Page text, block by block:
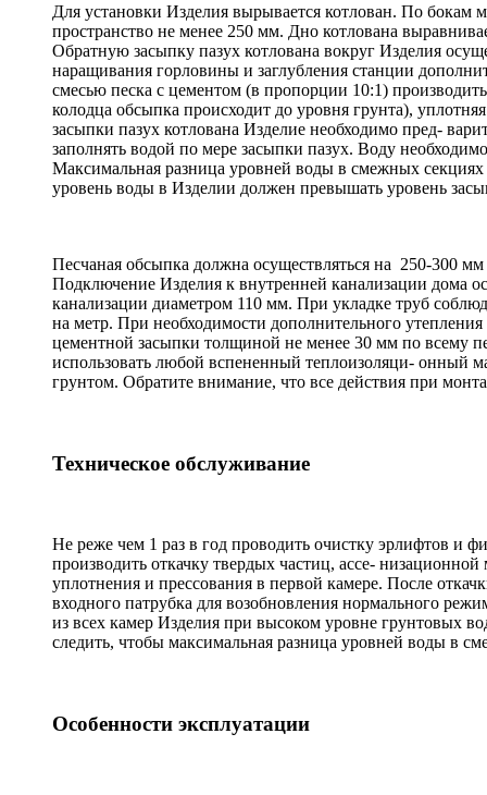
Для установки Изделия вырывается котлован. По бокам
пространство не менее 250 мм. Дно котлована
Обратную засыпку пазух котлована вокруг Изделия
наращивания горловины и заглубления станции
смесью песка с цементом (в пропорции 10:1)
колодца обсыпка происходит до уровня грунта),
засыпки пазух котлована Изделие необходимо пред-
заполнять водой по мере засыпки пазух. Воду
Максимальная разница уровней воды в смежных
уровень воды в Изделии должен превышать уровень
Песчаная обсыпка должна осуществляться на 250-300
Подключение Изделия к внутренней канализации дома
канализации диаметром 110 мм. При укладке труб
на метр. При необходимости дополнительного
цементной засыпки толщиной не менее 30 мм по всему
использовать любой вспененный теплоизоляци- онный
грунтом. Обратите внимание, что все действия при
Техническое обслуживание
Не реже чем 1 раз в год проводить очистку эрлифтов и
производить откачку твердых частиц, ассе-
уплотнения и прессования в первой камере. После
входного патрубка для возобновления нормального
из всех камер Изделия при высоком уровне грунтовых
следить, чтобы максимальная разница уровней воды в
Особенности эксплуатации